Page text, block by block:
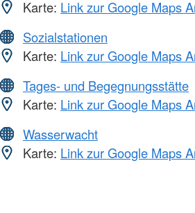
Karte: Link zur Google Maps
Sozialstationen
Karte: Link zur Google Maps
Tages- und Begegnungsstätte
Karte: Link zur Google Maps
Wasserwacht
Karte: Link zur Google Maps